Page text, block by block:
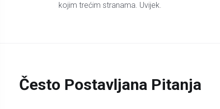
kojim trećim stranama. Uvijek.
Često Postavljana Pitanja